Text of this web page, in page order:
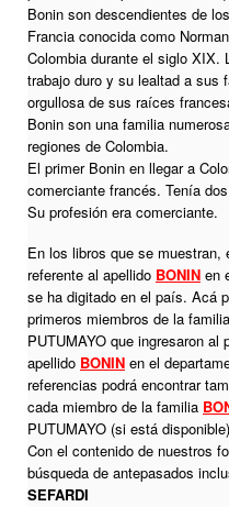
Bonin son descendientes de
Francia conocida como
Colombia durante el siglo XIX.
trabajo duro y su lealtad a sus
orgullosa de sus raíces
Bonin son una familia
regiones de Colombia.
El primer Bonin en llegar a
comerciante francés. Tenía
Su profesión era comerciante.
En los libros que se muestran,
referente al apellido BONIN en
se ha digitado en el país. Acá
primeros miembros de la familia
PUTUMAYO que ingresaron
apellido BONIN en el
referencias podrá encontrar
cada miembro de la familia
PUTUMAYO (si está
Con el contenido de nuestros
búsqueda de antepasados
SEFARDI